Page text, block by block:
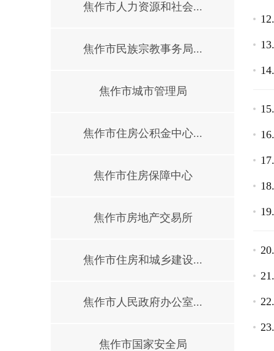
焦作市人力资源和社会...
焦作市民族宗教事务局...
焦作市城市管理局
焦作市住房公积金中心...
焦作市住房保障中心
焦作市房地产交易所
焦作市住房和城乡建设...
焦作市人民政府办公室...
焦作市国家安全局